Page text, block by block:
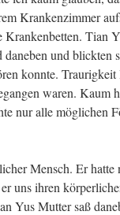
Krankenzimmer
Tian
und
konnte.
waren. Kaum
nur alle möglichen
Mensch. Er hatte
uns ihren
Yus Mutter saß